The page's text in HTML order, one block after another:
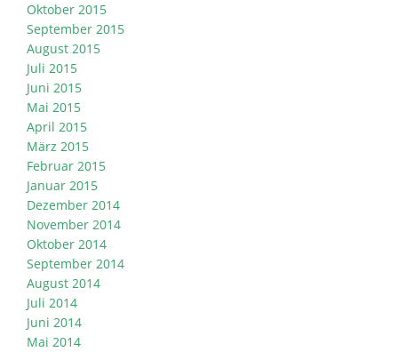
Oktober 2015
September 2015
August 2015
Juli 2015
Juni 2015
Mai 2015
April 2015
März 2015
Februar 2015
Januar 2015
Dezember 2014
November 2014
Oktober 2014
September 2014
August 2014
Juli 2014
Juni 2014
Mai 2014